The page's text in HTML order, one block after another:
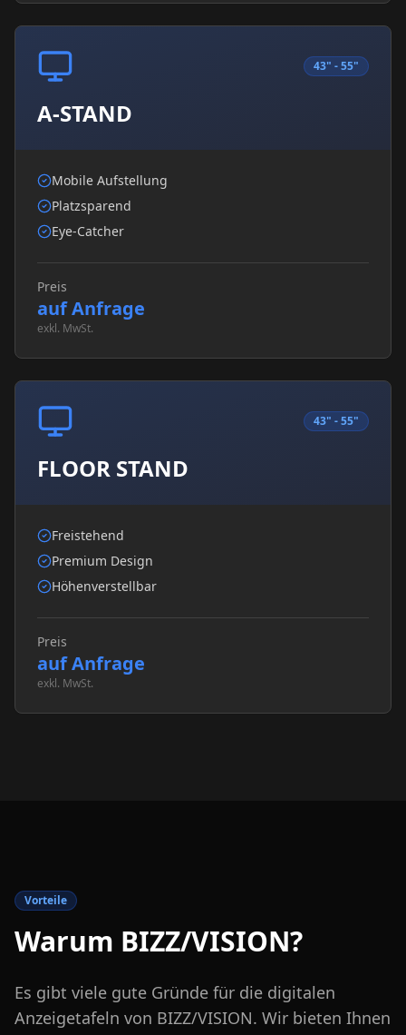
43" - 55"
A-STAND
Mobile Aufstellung
Platzsparend
Eye-Catcher
Preis
auf Anfrage
exkl. MwSt.
43" - 55"
FLOOR STAND
Freistehend
Premium Design
Höhenverstellbar
Preis
auf Anfrage
exkl. MwSt.
Vorteile
Warum BIZZ/VISION?
Es gibt viele gute Gründe für die digitalen
Anzeigetafeln von BIZZ/VISION. Wir bieten Ihnen